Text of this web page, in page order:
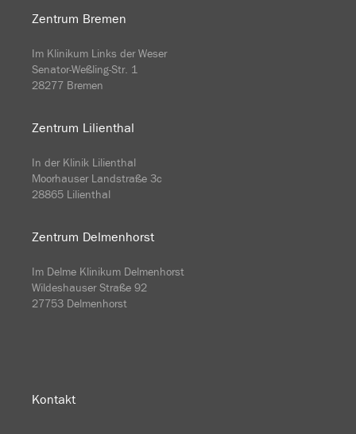
Zentrum Bremen
Im Klinikum Links der Weser
Senator-Weßling-Str. 1
28277 Bremen
Zentrum Lilienthal
In der Klinik Lilienthal
Moorhauser Landstraße 3c
28865 Lilienthal
Zentrum Delmenhorst
Im Delme Klinikum Delmenhorst
Wildeshauser Straße 92
27753 Delmenhorst
Kontakt